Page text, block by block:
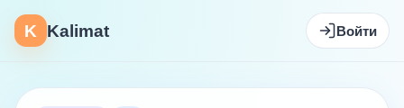
K Kalimat Войти